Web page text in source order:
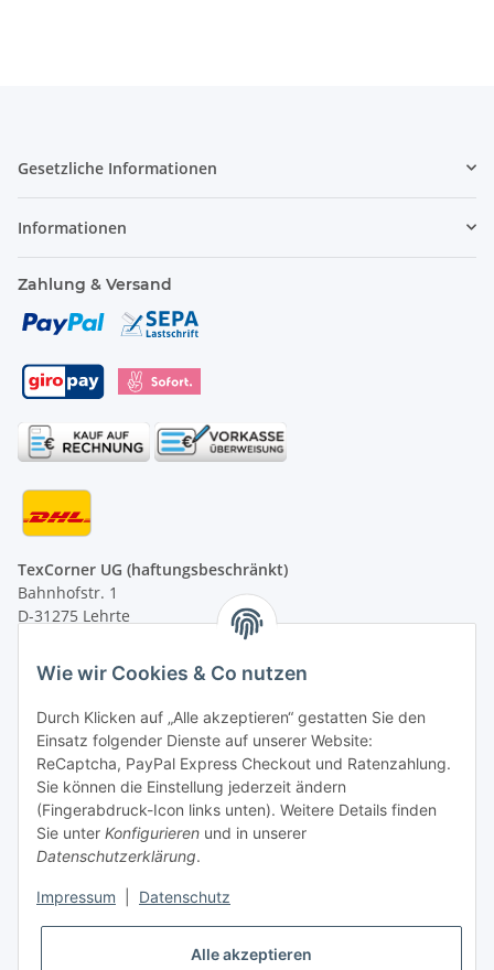
Gesetzliche Informationen
Informationen
Zahlung & Versand
TexCorner UG (haftungsbeschränkt)
Bahnhofstr. 1
D-31275 Lehrte
von 09:00 - 13:00 Uhr
Tel: +49 (0) 5132 8230689
Fax: +49 (0) 5132 8230693
E-Mail:mail@texcorner.de
Vertrag widerrufen
Wie wir Cookies & Co nutzen
Durch Klicken auf „Alle akzeptieren“ gestatten Sie den
Einsatz folgender Dienste auf unserer Website:
ReCaptcha, PayPal Express Checkout und Ratenzahlung.
Sie können die Einstellung jederzeit ändern
(Fingerabdruck-Icon links unten). Weitere Details finden
Sie unter Konfigurieren und in unserer
Datenschutzerklärung.
Impressum Datenschutz
Alle akzeptieren